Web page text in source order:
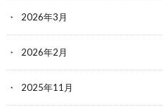
2026年3月
2026年2月
2025年11月